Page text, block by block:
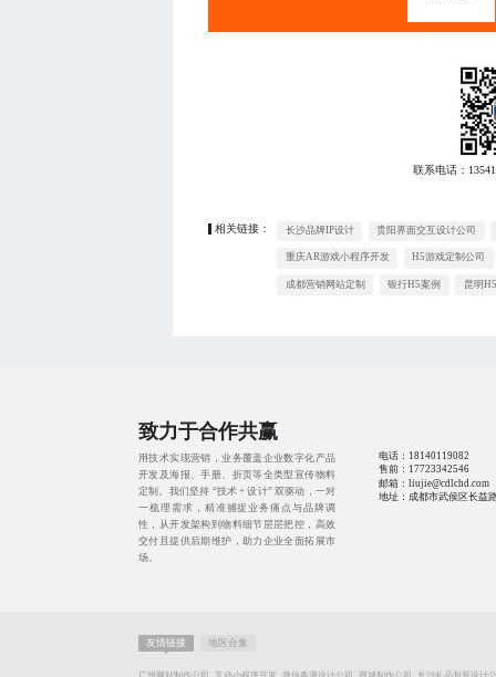
联系电话：
相关链接： 长沙品牌IP设计 贵阳界面交互设计公司
重庆AR游戏小程序开发 H5游戏定制公司
成都营销网站定制 银行H5案例 昆明
致力于合作共赢
用技术实现营销，业务覆盖企业数字化产品
开发及海报、手册、折页等全类型宣传物料
定制。我们坚持 “技术 + 设计” 双驱动，一对
一梳理需求，精准捕捉业务痛点与品牌调
性，从开发架构到物料细节层层把控，高效
交付且提供后期维护，助力企业全面拓展市
场。
电话： 18140119082
售前： 17723342546
邮箱：liujie@cdlchd.com
地址：成都市武侯区长益
友情链接 地区合集
广州网站制作公司 互动小程序开发 微信条漫设计公司 商城制作公司 长沙礼品包装设计